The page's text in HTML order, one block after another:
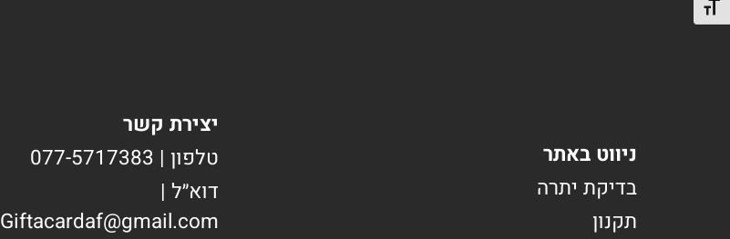
מתג גודל גופן
ניווט באתר
בדיקת יתרה
תקנון
יצירת קשר
טלפון | 077-5717383
דוא״ל |
Giftacardaf@gmail.com